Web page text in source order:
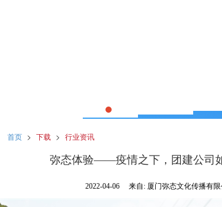
首页 > 下载 > 行业资讯
弥态体验——疫情之下，团建公司
2022-04-06 来自: 厦门弥态文化传播有限